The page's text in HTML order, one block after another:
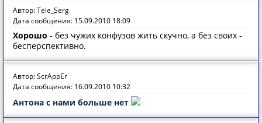
Автор: Tele_Serg
Дата сообщения: 15.09.2010 18:09
Хорошо - без чужих конфузов жить скучно, а без своих -
бесперспективно.
Автор: ScrAppEr
Дата сообщения: 16.09.2010 10:32
Антона с нами больше нет